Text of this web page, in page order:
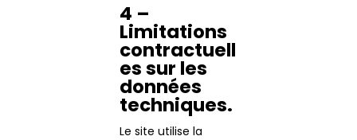
4 –
Limitations
contractuell
es sur les
données
techniques.
Le site utilise la